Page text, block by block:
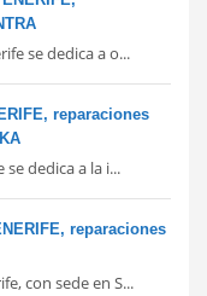
se dedica a o...
reparaciones
se dedica a la i...
reparaciones
con sede en S...